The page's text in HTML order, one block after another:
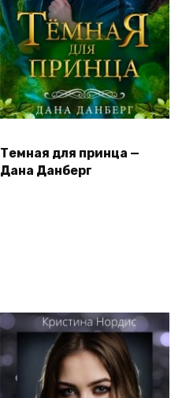
Темная для принца —
Дана Данберг